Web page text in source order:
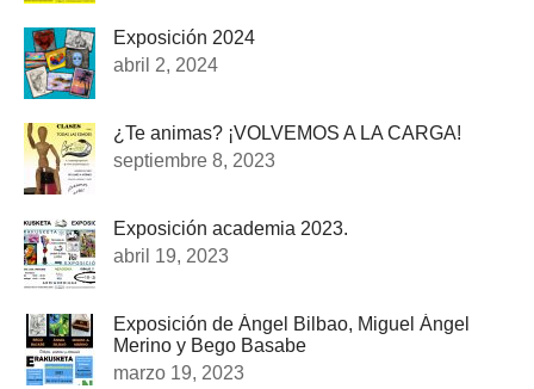
Exposición 2024
abril 2, 2024
¿Te animas? ¡VOLVEMOS A LA CARGA!
septiembre 8, 2023
Exposición academia 2023.
abril 19, 2023
Exposición de Ángel Bilbao, Miguel Ángel
Merino y Bego Basabe
marzo 19, 2023